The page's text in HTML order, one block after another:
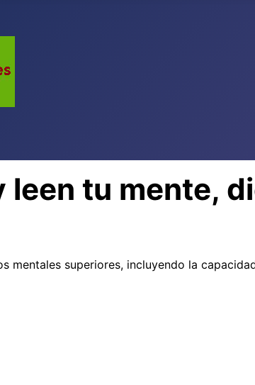
leen tu mente,
mentales superiores, incluyendo la